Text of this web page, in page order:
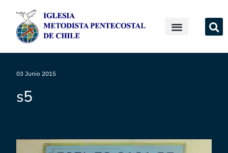
03 Junio 2015
s5